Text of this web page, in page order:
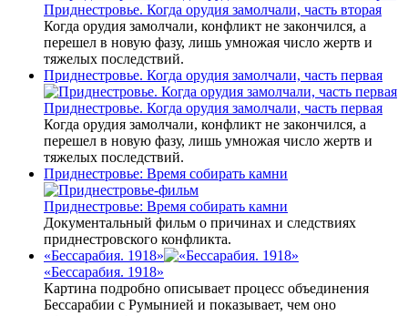
Приднестровье. Когда орудия замолчали, часть вторая
Когда орудия замолчали, конфликт не закончился, а
перешел в новую фазу, лишь умножая число жертв и
тяжелых последствий.
Приднестровье. Когда орудия замолчали, часть первая
Приднестровье. Когда орудия замолчали, часть первая
Когда орудия замолчали, конфликт не закончился, а
перешел в новую фазу, лишь умножая число жертв и
тяжелых последствий.
Приднестровье: Время собирать камни
Приднестровье: Время собирать камни
Документальный фильм о причинах и следствиях
приднестровского конфликта.
«Бессарабия. 1918»
«Бессарабия. 1918»
Картина подробно описывает процесс объединения
Бессарабии с Румынией и показывает, чем оно